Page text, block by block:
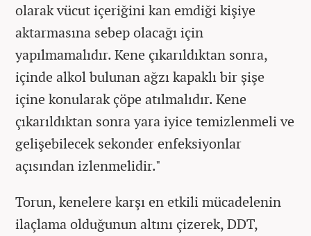
olarak vücut içeriğini kan emdiği kişiye
aktarmasına sebep olacağı için
yapılmamalıdır. Kene çıkarıldıktan sonra,
içinde alkol bulunan ağzı kapaklı bir şişe
içine konularak çöpe atılmalıdır. Kene
çıkarıldıktan sonra yara iyice temizlenmeli ve
gelişebilecek sekonder enfeksiyonlar
açısından izlenmelidir."
Torun, kenelere karşı en etkili mücadelenin
ilaçlama olduğunun altını çizerek, DDT,